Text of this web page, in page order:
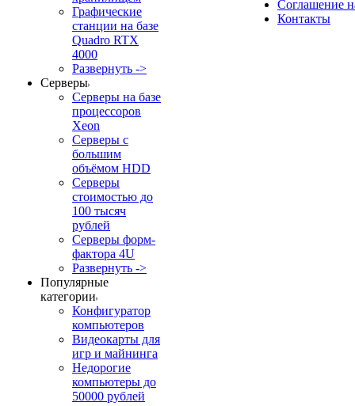
Графические
станции на базе
Quadro RTX
4000
Развернуть ->
Серверы
Серверы на базе
процессоров
Xeon
Серверы с
большим
объёмом HDD
Серверы
стоимостью до
100 тысяч
рублей
Серверы форм-
фактора 4U
Развернуть ->
Популярные
категории
Конфигуратор
компьютеров
Видеокарты для
игр и майнинга
Недорогие
компьютеры до
50000 рублей
Соглашение
Контакты